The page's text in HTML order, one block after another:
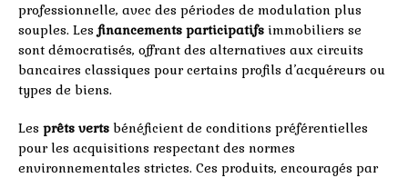
professionnelle, avec des périodes de modulation plus
souples. Les financements participatifs immobiliers se
sont démocratisés, offrant des alternatives aux circuits
bancaires classiques pour certains profils d’acquéreurs ou
types de biens.
Les prêts verts bénéficient de conditions préférentielles
pour les acquisitions respectant des normes
environnementales strictes. Ces produits, encouragés par